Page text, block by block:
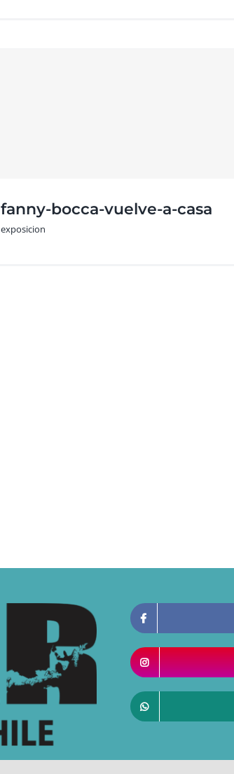
fanny-bocca-vuelve-a-casa
exposicion
exposicion